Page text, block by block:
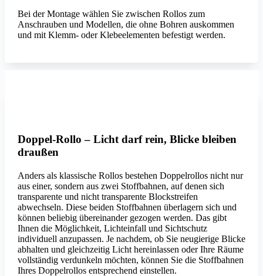
Bei der Montage wählen Sie zwischen Rollos zum
Anschrauben und Modellen, die ohne Bohren auskommen
und mit Klemm- oder Klebeelementen befestigt werden.
Doppel-Rollo – Licht darf rein, Blicke bleiben
draußen
Anders als klassische Rollos bestehen Doppelrollos nicht nur
aus einer, sondern aus zwei Stoffbahnen, auf denen sich
transparente und nicht transparente Blockstreifen
abwechseln. Diese beiden Stoffbahnen überlagern sich und
können beliebig übereinander gezogen werden. Das gibt
Ihnen die Möglichkeit, Lichteinfall und Sichtschutz
individuell anzupassen. Je nachdem, ob Sie neugierige Blicke
abhalten und gleichzeitig Licht hereinlassen oder Ihre Räume
vollständig verdunkeln möchten, können Sie die Stoffbahnen
Ihres Doppelrollos entsprechend einstellen.